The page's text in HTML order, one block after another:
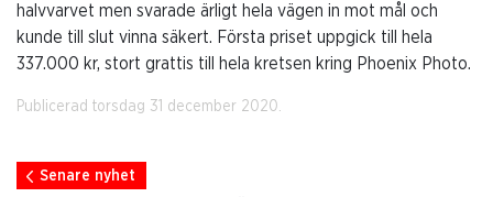
halvvarvet men svarade ärligt hela vägen in mot mål och
kunde till slut vinna säkert. Första priset uppgick till hela
337.000 kr, stort grattis till hela kretsen kring Phoenix Photo.
Publicerad torsdag 31 december 2020.
Senare nyhet